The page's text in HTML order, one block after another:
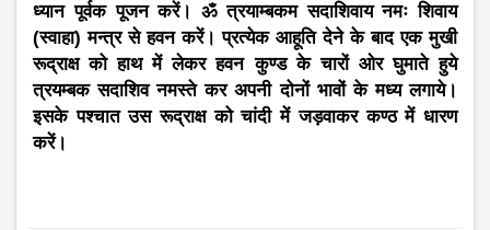
ध्यान पूर्वक पूजन करें। ॐ त्रयाम्बकम सदाशिवाय नमः शिवाय
(स्वाहा) मन्त्र से हवन करें। प्रत्येक आहूति देने के बाद एक मुखी
रूद्राक्ष को हाथ में लेकर हवन कुण्ड के चारों ओर घुमाते हुये
त्रयम्बक सदाशिव नमस्ते कर अपनी दोनों भावों के मध्य लगाये।
इसके पश्चात उस रूद्राक्ष को चांदी में जड़वाकर कण्ठ में धारण
करें।